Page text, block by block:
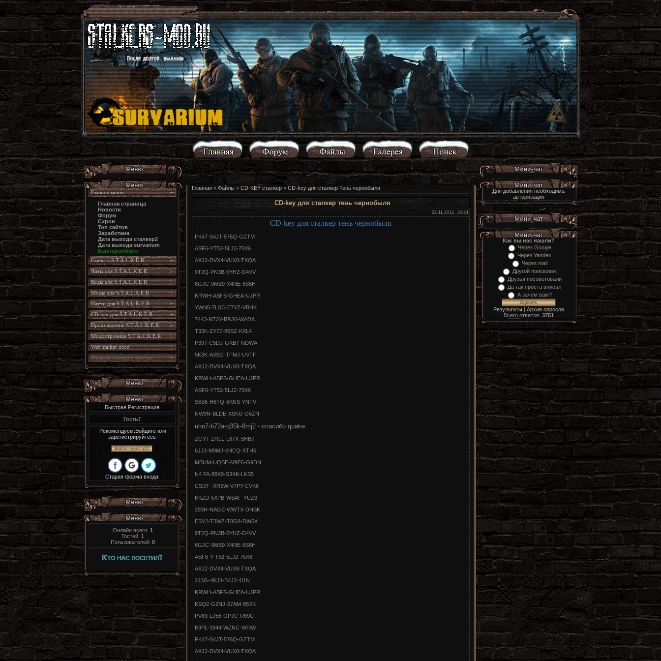
Главное меню
Главная страница
Новости
Форум
Схрон
Топ сайтов
Заработана
Дата выхода сталкер2
Дата выхода survarium
Баннерообмен
Скачать S.T.A.L.K.E.R
Читы для S.T.A.L.K.E.R
Коды для S.T.A.L.K.E.R
Моды для S.T.A.L.K.E.R
Патчи для S.T.A.L.K.E.R
CD-key для S.T.A.L.K.E.R
Прохождение S.T.A.L.K.E.R
Модостроение S.T.A.L.K.E.R
Web stalker ucoz
Фильмы сталкер и прочее
Быстрая Регистрация
Гость!
Рекомендуем:Войдите или
зарегистрируйтесь
Войти через uID
Старая форма входа
Онлайн всего: 1
Гостей: 1
Пользователей: 0
Главная» Файлы» CD-KEY сталкер» CD-key для сталкер Тень чернобыля
СD-key для сталкер тень чернобыля
22.11.2012, 19:24
СD-key для сталкер тень чернобыля
FK47-S4JT-576Q-GZTM
ASF6-YT52-5LJ2-75X6
AXJ2-DVX4-VUX8-TXQA
9T2Q-PN3B-5YHZ-D4VV
6GJC-9MS9-X4NE-6S6H
KRWH-ABFS-GHEA-UJPR
YWN5-7LSC-E7YZ-VBHK
7443-NT2Y-BRJ6-WADA
T33K-ZY77-86SZ-KXL4
P397-C5DJ-GKB7-NDWA
5K3K-A3SG-TFMJ-UVTF
AXJ2-DVX4-VUX8-TXQA
KRWH-ABFS-GHEA-UJPR
ASF6-YT52-5LJ2-75X6
S6S6-H6TQ-6KNS-YNTV
NW9N-BLDE-XSKU-G6ZN
uhn7-b72a-q35k-8mj2 - спасибоquake
ZGYT-ZRLL-L87X-SHB7
6JJ3-M9MJ-5NCQ-XTH5
MBUM-UQBE-M9E6-G9DN
N4 FA-88X9-S3XK-LKS5
CSDT -XR5W-V7PY-CVK6
KKZD-5XPB-WSAF-YUZ3
293H-NAGE-WWTX-DHBK
ESY2-T3WZ-T8G8-DW5X
9T2Q-PN3B-5YHZ-D4VV
6GJC-9MS9-X4NE-6S6H
ASF6-Y T52-5LJ2-75X6
AXJ2-DVX4-VUX8-TXQA
2J3G-4KJ3-B4J2-4I1N
KRWH-ABFS-GHEA-UJPR
KSQ2-G2NJ-27AM-85XK
PV83-LJ56-GPJC-R69C
K9PL-3944-WZNC-WFA9
FK47-S4JT-576Q-GZTM
AXJ2-DVX4-VUX8-TXQA
Для добавления необходима
авторизация
Как вы нас нашли?
Через Google
Через Yandex
Через mail
Другой поисковик
Друзья посоветовали
Да так проста вписал
А зачем вам?
Результаты| Архив опросов
Всего ответов: 3751